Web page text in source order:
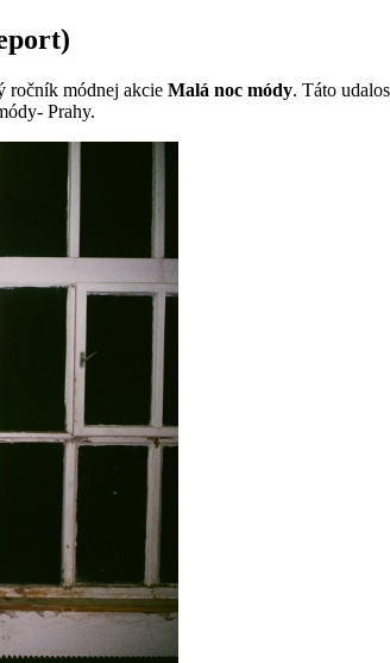
ročník módnej akcie Malá noc módy. Táto
Prahy.